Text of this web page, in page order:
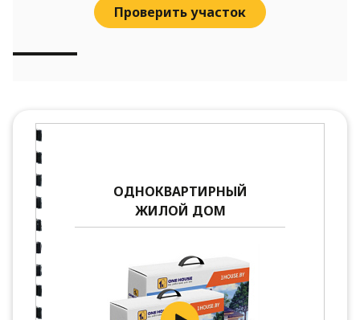
Проверить участок
ОДНОКВАРТИРНЫЙ
ЖИЛОЙ ДОМ